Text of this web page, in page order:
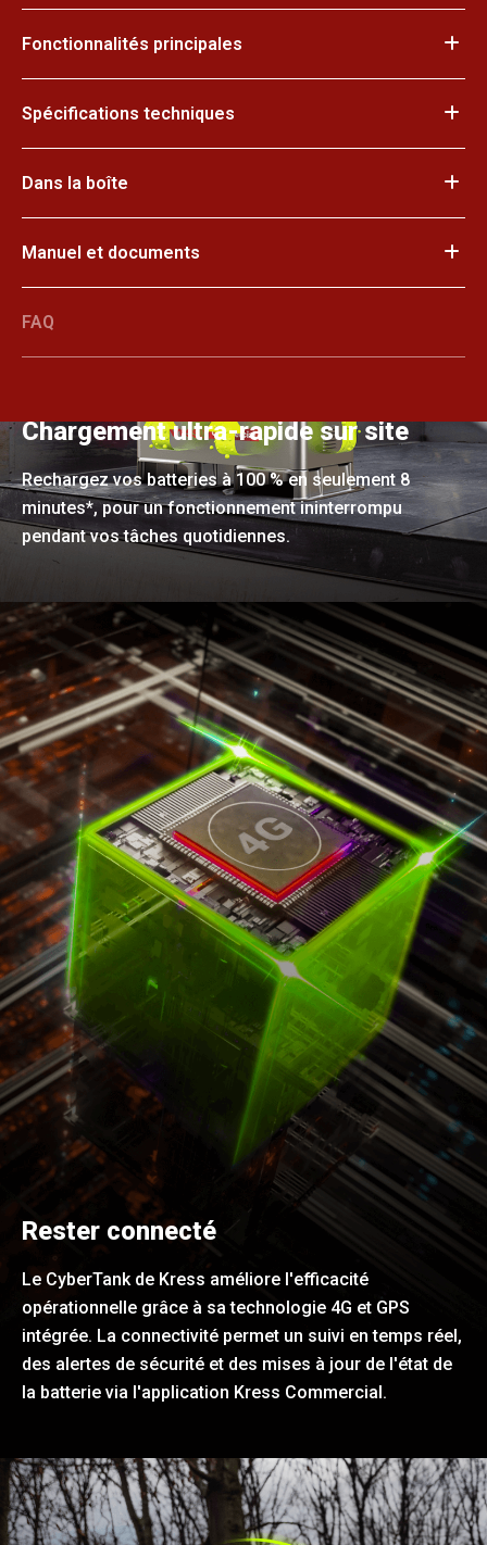
Fonctionnalités principales
Spécifications techniques
Dans la boîte
Manuel et documents
FAQ
Chargement ultra-rapide sur site
Rechargez vos batteries à 100 % en seulement 8
minutes*, pour un fonctionnement ininterrompu
pendant vos tâches quotidiennes.
Rester connecté
Le CyberTank de Kress améliore l'efficacité
opérationnelle grâce à sa technologie 4G et GPS
intégrée. La connectivité permet un suivi en temps réel,
des alertes de sécurité et des mises à jour de l'état de
la batterie via l'application Kress Commercial.